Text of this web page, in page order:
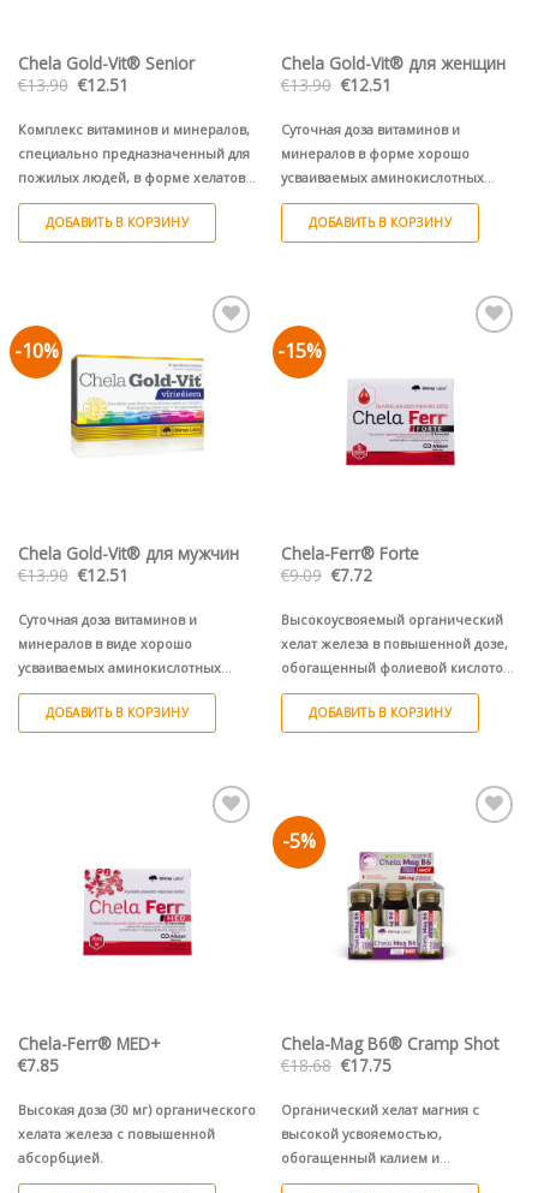
Chela Gold-Vit® Senior
€13.90 Первоначальная
цена
€13.90.
€12.51
Комплекс витаминов и минералов,
специально предназначенный для
пожилых людей, в форме хелатов
аминокислот Albion® с высокой
усвояемостью, усиленных
ДОБАВИТЬ В КОРЗИНУ
Chela Gold-Vit® для женщин
€13.90 Первоначальная
цена
€13.90.
€12.51
Суточная доза витаминов и
минералов в форме хорошо
усваиваемых аминокислотных
хелатов Albion® для женщин.
ДОБАВИТЬ В КОРЗИНУ
-10%
sarakstam
Chela Gold-Vit® для мужчин
€13.90 Первоначальная
цена
€13.90.
€12.51
Суточная доза витаминов и
минералов в виде хорошо
усваиваемых аминокислотных
хелатов Albion® для мужчин.
ДОБАВИТЬ В КОРЗИНУ
-15%
Chela-Ferr® Forte
€9.09 Первоначальная
цена
€9.09.
€7.72Текущая
цена:
Высокоусвояемый органический
хелат железа в повышенной дозе,
обогащенный фолиевой кислотой
и витаминами: B6, B12, C.
ДОБАВИТЬ В КОРЗИНУ
Chela-Ferr® MED+
€7.85
Высокая доза (30 мг) органического
хелата железа с повышенной
абсорбцией.
-5%
sarakstam
Chela-Mag B6® Cramp Shot
€18.68 Первоначальная
цена
€18.68.
€17.75Текущая
Органический хелат магния с
высокой усвояемостью,
обогащенный калием и
витаминами группы B для